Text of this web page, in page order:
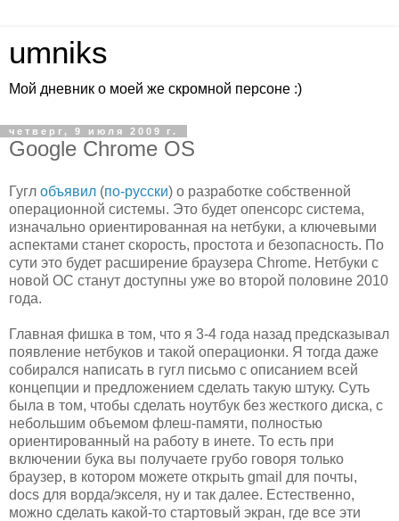
umniks
Мой дневник о моей же скромной персоне :)
четверг, 9 июля 2009 г.
Google Chrome OS
Гугл объявил (по-русски) о разработке собственной
операционной системы. Это будет опенсорс система,
изначально ориентированная на нетбуки, а ключевыми
аспектами станет скорость, простота и безопасность. По
сути это будет расширение браузера Chrome. Нетбуки с
новой ОС станут доступны уже во второй половине 2010
года.
Главная фишка в том, что я 3-4 года назад предсказывал
появление нетбуков и такой операционки. Я тогда даже
собирался написать в гугл письмо с описанием всей
концепции и предложением сделать такую штуку. Суть
была в том, чтобы сделать ноутбук без жесткого диска, с
небольшим объемом флеш-памяти, полностью
ориентированный на работу в инете. То есть при
включении бука вы получаете грубо говоря только
браузер, в котором можете открыть gmail для почты,
docs для ворда/экселя, ну и так далее. Естественно,
можно сделать какой-то стартовый экран, где все эти